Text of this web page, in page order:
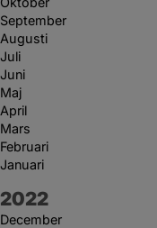
September
Augusti
Juli
Juni
Maj
April
Mars
Februari
Januari
År:
2022
December